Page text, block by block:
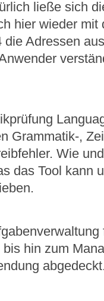
ließe sich
hier wieder mit
Adressen
Grammatik-,
Wie
das Tool kann
hin zum